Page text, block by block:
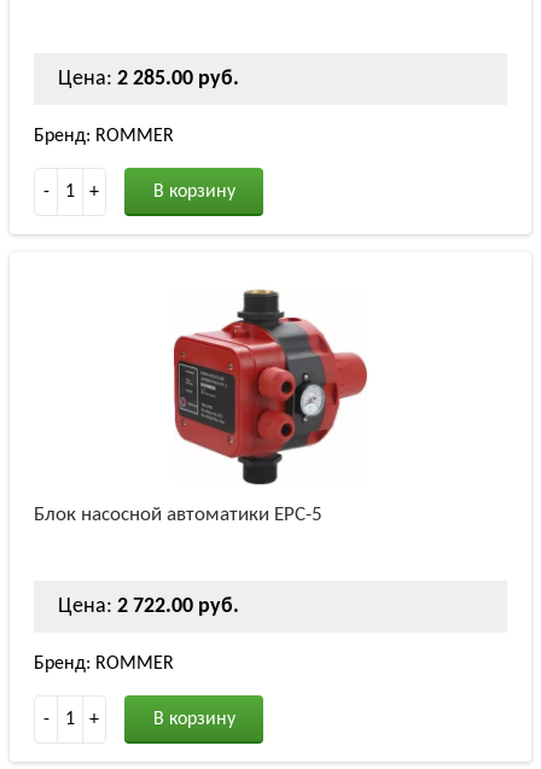
Цена: 2 285.00 руб.
Бренд: ROMMER
- 1 + В корзину
Блок насосной автоматики EPC-5
Цена: 2 722.00 руб.
Бренд: ROMMER
- 1 + В корзину